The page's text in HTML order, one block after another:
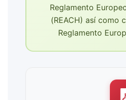
Reglamento
(REACH) así como
Reglamento